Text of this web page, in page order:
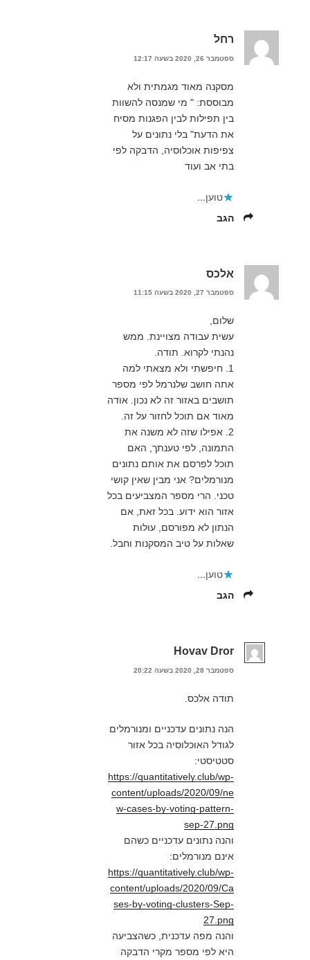
רחל
ספטמבר 26, 2020 בשעה 12:17
מסקנה מאוד מגמתית ולא
מבוססת: " מי שמנסה להשוות
בין תפילות לבין הפגנות מסיח
את הדעת" בלי נתונים על
צפיפות אוכלוסיה, הדבקה לפי
בתי אב ועוד
טוען...
הגב
אלכס
ספטמבר 27, 2020 בשעה 11:15
שלום,
עשית עבודה מצויינת. ממש
נהנתי לקרוא. תודה.
1. חיפשתי ולא מצאתי למה
אתה חושב שלנרמל לפי מספר
תושבים באזור זה לא נכון. אודה
מאוד אם תוכל לחזור על זה.
2. אפילו שזה לא משנה את
התמונה, לפי טענתך, האם
תוכל לפרסם את אותם נתונים
מנורמלים? אני מבין שאין קושי
טכני. הרי מספר המצביעים בכל
אזור הוא ידוע. בכל זאת, אם
הנתון לא מפורסם, עולות
שאלות על טיב המסקנות וחבל.
טוען...
הגב
Hovav Dror
ספטמבר 28, 2020 בשעה 20:22
תודה אלכס.
הנה נתונים עדכניים ומנורמלים
לגודל האוכלוסיה בכל אזור
סטטיסטי:
https://quantitatively.club/wp-
content/uploads/2020/09/ne
w-cases-by-voting-pattern-
sep-27.png
והנה נתונים עדכניים כשהם
אינם מנורמלים:
https://quantitatively.club/wp-
content/uploads/2020/09/Ca
ses-by-voting-clusters-Sep-
27.png
והנה מפה עדכנית, כשהצביעה
היא לפי מספר מקרי הדבקה